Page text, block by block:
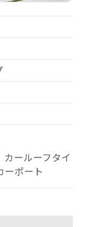
ールーフタイ
ポート